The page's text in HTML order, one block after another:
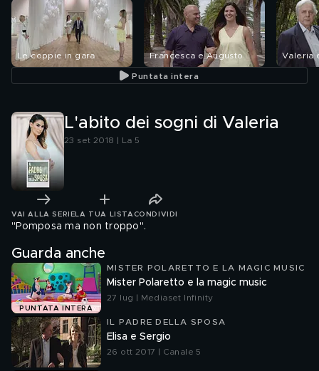
Le coppie in gara Francesca e Augusto Valeria
Puntata intera
L'abito dei sogni di Valeria
23 set 2018 | La 5
VAI ALLA SERIE LA TUA LISTA CONDIVIDI
"Pomposa ma non troppo".
Guarda anche
PUNTATA INTERA
MISTER POLARETTO E LA MAGIC MUSIC
Mister Polaretto e la magic music
27 lug | Mediaset Infinity
IL PADRE DELLA SPOSA
Elisa e Sergio
26 ott 2017 | Canale 5